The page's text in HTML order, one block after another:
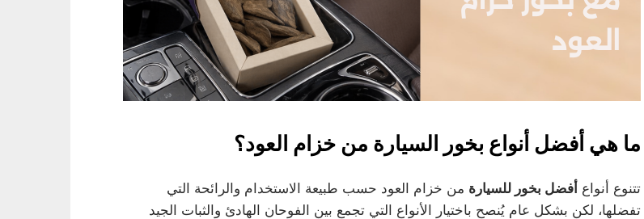
ما هي أفضل أنواع بخور السيارة من خزام العود؟
تتنوع أنواع أفضل بخور للسيارة من خزام العود حسب طبيعة الاستخدام والرائحة التي
تفضلها، لكن بشكل عام يُنصح باختيار الأنواع التي تجمع بين الفوحان الهادئ والثبات الجيد